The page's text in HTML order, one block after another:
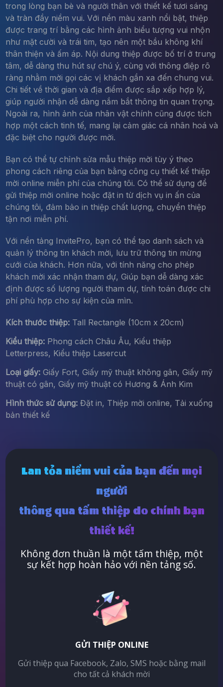
trong lòng bạn bè và người thân với thiết kế tươi sáng
và tràn đầy niềm vui. Với nền màu xanh nổi bật, thiệp
được trang trí bằng các hình ảnh biểu tượng vui nhộn
như mặt cười và trái tim, tạo nên một bầu không khí
thân thiện và ấm áp. Nội dung thiệp được bố trí ở trung
tâm, dễ dàng thu hút sự chú ý, cùng với thông điệp rõ
ràng nhằm mời gọi các vị khách gần xa đến chung vui.
Chi tiết về thời gian và địa điểm được sắp xếp hợp lý,
giúp người nhận dễ dàng nắm bắt thông tin quan trọng.
Ngoài ra, hình ảnh của nhân vật chính cũng được tích
hợp một cách tinh tế, mang lại cảm giác cá nhân hoá và
đặc biệt cho người được mời.
Bạn có thể tự chỉnh sửa mẫu thiệp mời tùy ý theo
phong cách riêng của bạn bằng công cụ thiết kế thiệp
mời online miễn phí của chúng tôi. Có thể sử dụng để
gửi thiệp mời online hoặc đặt in từ dịch vụ in ấn của
chúng tôi, đảm bảo in thiệp chất lượng, chuyển thiệp
tận nơi miễn phí.
Với nền tảng InvitePro, bạn có thể tạo danh sách và
quản lý thông tin khách mời, lưu trữ thông tin mừng
cưới của khách. Hơn nữa, với tính năng cho phép
khách mời xác nhận tham dự, Giúp bạn dễ dàng xác
định được số lượng người tham dự, tính toán được chi
phí phù hợp cho sự kiện của mìn.
Kích thước thiệp:Tall Rectangle (10cm x 20cm)
Kiểu thiệp:Phong cách Châu Âu, Kiểu thiệp
Letterpress, Kiểu thiệp Lasercut
Loại giấy:Giấy Fort, Giấy mỹ thuật không gân, Giấy mỹ
thuật có gân, Giấy mỹ thuật có Hương & Ánh Kim
Hình thức sử dụng:Đặt in, Thiệp mời online, Tải xuống
bản thiết kế
Lan tỏa niềm vui của bạn đến mọi
người
thông qua tấm thiệp do chính bạn
thiết kế!
Không đơn thuần là một tấm thiệp, một
sự kết hợp hoàn hảo với nền tảng số.
GỬI THIỆP ONLINE
Gửi thiệp qua Facebook, Zalo, SMS hoặc bằng mail
cho tất cả khách mời